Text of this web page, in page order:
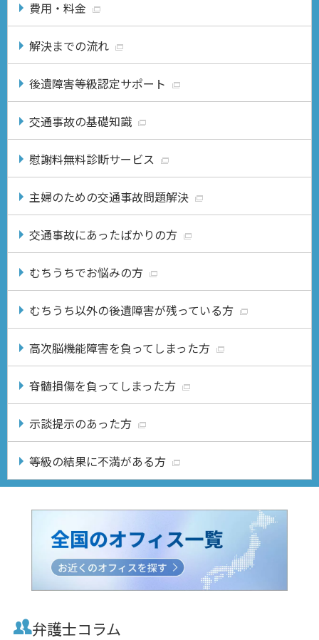
費用・料金
解決までの流れ
後遺障害等級認定サポート
交通事故の基礎知識
慰謝料無料診断サービス
主婦のための交通事故問題解決
交通事故にあったばかりの方
むちうちでお悩みの方
むちうち以外の後遺障害が残っている方
高次脳機能障害を負ってしまった方
脊髄損傷を負ってしまった方
示談提示のあった方
等級の結果に不満がある方
弁護士コラム